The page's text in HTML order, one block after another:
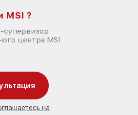
MSI ?
центра MSI
на